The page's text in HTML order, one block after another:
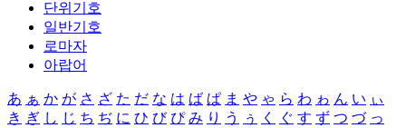
단위기호
일반기호
로마자
아랍어
あ ぁ か が さ ざ た だ な は ば ぱ ま や ゃ ら わ ゎ ん い ぃ
き ぎ し じ ち ぢ に ひ び ぴ み り う ぅ く ぐ す ず つ づ っ